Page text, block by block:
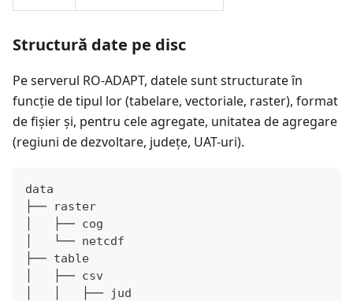
Structură date pe disc
Pe serverul RO-ADAPT, datele sunt structurate în
funcție de tipul lor (tabelare, vectoriale, raster), format
de fișier și, pentru cele agregate, unitatea de agregare
(regiuni de dezvoltare, județe, UAT-uri).
data
├── raster
│   ├── cog
│   └── netcdf
├── table
│   ├── csv
│   │   ├── jud